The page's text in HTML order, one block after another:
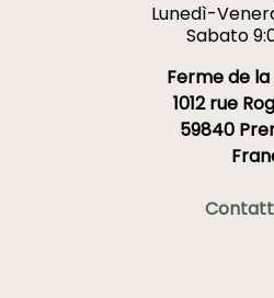
o una habitación
luminosa, no
calefaccionada.
Para más
consulte también
completo dossier
plantar y cuidar"
Lunedì-
Sabato
Ferme de
1012 rue
59840